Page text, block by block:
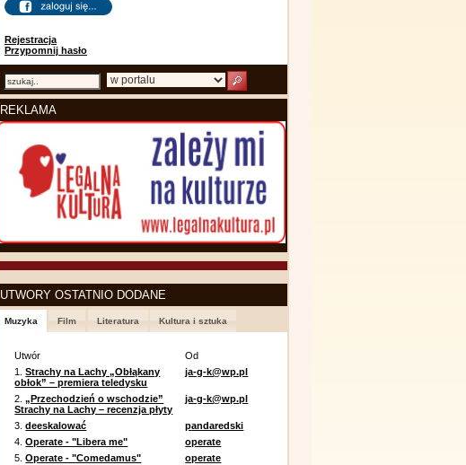
Rejestracja
Przypomnij hasło
REKLAMA
UTWORY OSTATNIO DODANE
Muzyka Film Literatura Kultura i sztuka
Utwór
Od
1.Strachy na Lachy „Obłąkany
obłok” – premiera teledysku
ja-g-k@wp.pl
2.„Przechodzień o wschodzie”
Strachy na Lachy – recenzja płyty
ja-g-k@wp.pl
3.deeskalować
pandaredski
4.Operate - "Libera me"
operate
5.Operate - "Comedamus"
operate